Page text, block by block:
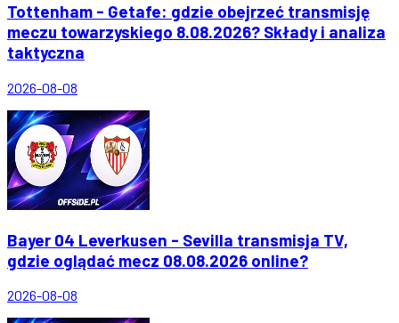
Tottenham - Getafe: gdzie obejrzeć transmisję
meczu towarzyskiego 8.08.2026? Składy i analiza
taktyczna
2026-08-08
Bayer 04 Leverkusen - Sevilla transmisja TV,
gdzie oglądać mecz 08.08.2026 online?
2026-08-08